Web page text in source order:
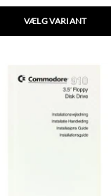
VÆLG VARIANT
flere
varianter.
Mulighederne
kan